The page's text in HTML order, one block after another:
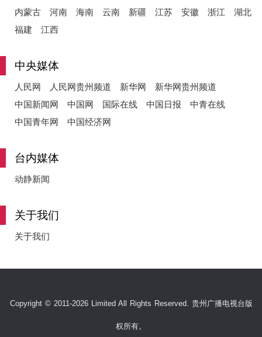
内蒙古
河南 海南 云南 新疆 江苏 安徽 浙江
湖北
福建
江西
中央媒体
人民网 人民网贵州频道 新华网
新华网贵州频道
中国新闻网
中国网 国际在线 中国日报
中青在线
中国青年网
中国经济网
台内媒体
动静新闻
关于我们
关于我们
Copyright © 2011-2026 Limited All Rights Reserved. 贵州广播电视台版
权所有。